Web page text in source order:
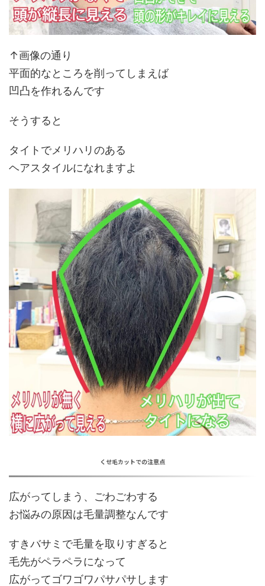
↑画像の通り
平面的なところを削ってしまえば
凹凸を作れるんです
そうすると
タイトでメリハリのある
ヘアスタイルになれますよ
くせ毛カットでの注意点
広がってしまう、ごわごわする
お悩みの原因は毛量調整なんです
すきバサミで毛量を取りすぎると
毛先がペラペラになって
広がってゴワゴワパサパサします